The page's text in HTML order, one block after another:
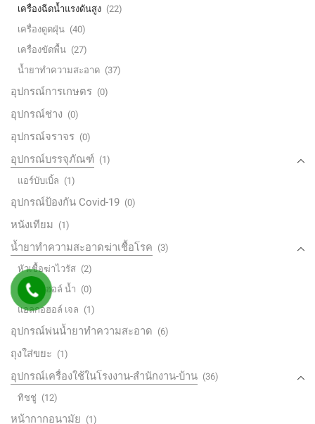
เครื่องฉีดน้ำแรงดันสูง (22)
เครื่องดูดฝุ่น (40)
เครื่องขัดพื้น (27)
น้ำยาทำความสะอาด (37)
อุปกรณ์การเกษตร (0)
อุปกรณ์ช่าง (0)
อุปกรณ์จราจร (0)
อุปกรณ์บรรจุภัณฑ์ (1)
แอร์บับเบิ้ล (1)
อุปกรณ์ป้องกัน Covid-19 (0)
หนังเทียม (1)
น้ำยาทำความสะอาดฆ่าเชื้อโรค (3)
หัวเชื้อฆ่าไวรัส (2)
แอลกอฮอล์ น้ำ (0)
แอลกอฮอล์ เจล (1)
อุปกรณ์พ่นน้ำยาทำความสะอาด (6)
ถุงใส่ขยะ (1)
อุปกรณ์เครื่องใช้ในโรงงาน-สำนักงาน-บ้าน (36)
ทิชชู่ (12)
หน้ากากอนามัย (1)